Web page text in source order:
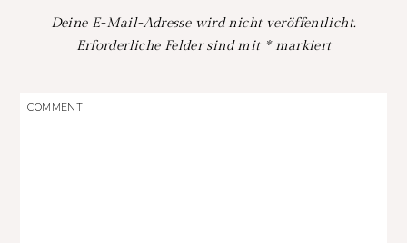
Deine E-Mail-Adresse wird nicht veröffentlicht.
Erforderliche Felder sind mit *markiert